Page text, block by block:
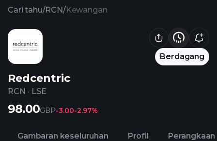
Cari tahu/RCN/Kewangan
Berdagang
Redcentric
RCN · LSE
98.00GBP-3.00-2.97%
Gambaran keseluruhan Profil Perangkaan